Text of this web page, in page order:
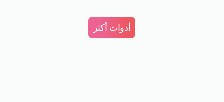
أدوات أكثر